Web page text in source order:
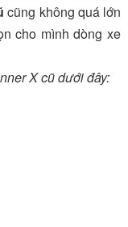
cũng không quá lớn
cho mình dòng xe
X cũ dưới đây: